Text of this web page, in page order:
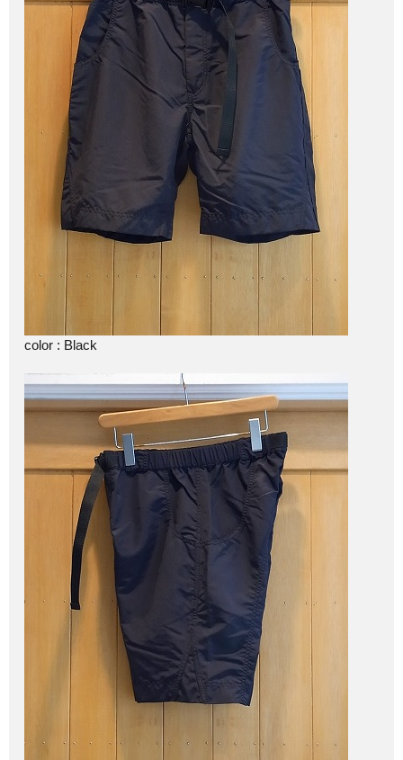
color : Black